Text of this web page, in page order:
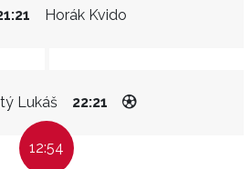
Horák Kvido
Lukáš 22:21
12:54